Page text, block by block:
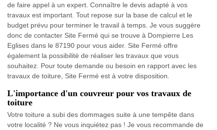
de faire appel à un expert. Connaître le devis adapté à vos
travaux est important. Tout repose sur la base de calcul et le
budget prévu pour terminer le travail à temps. Je vous suggère
donc de contacter Site Fermé qui se trouve à Dompierre Les
Eglises dans le 87190 pour vous aider. Site Fermé offre
également la possibilité de réaliser les travaux que vous
souhaitez. Pour toute demande ou besoin en rapport avec les
travaux de toiture, Site Fermé est à votre disposition.
L'importance d'un couvreur pour vos travaux de
toiture
Votre toiture a subi des dommages suite à une tempête dans
votre localité ? Ne vous inquiétez pas ! Je vous recommande de